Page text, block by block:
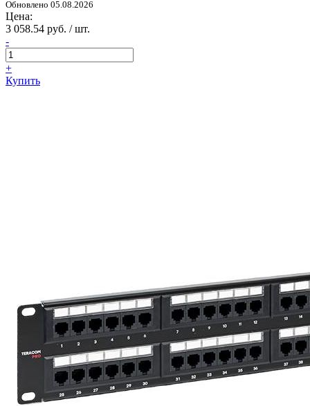
Обновлено 05.08.2026
Цена:
3 058.54 руб. / шт.
-
+
Купить